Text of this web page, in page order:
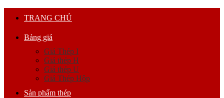
TRANG CHỦ
Bảng giá
Giá Thép I
Giá thép H
Giá thép U
Giá Thép Hộp
Sản phẩm thép